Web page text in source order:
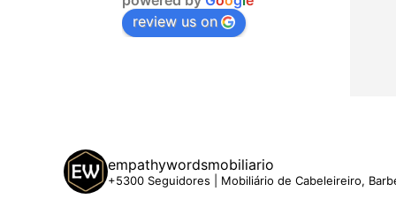
review us on
empathywordsmobiliario
+5300 Seguidores | Mobiliário de Cabeleireiro,